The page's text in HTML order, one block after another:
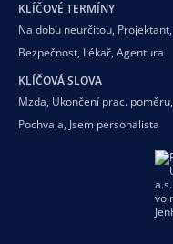
KLÍČOVÉ TERMÍNY
Na dobu neurčitou, Projektant,
Bezpečnost, Lékař, Agentura
KLÍČOVÁ SLOVA
Mzda, Ukončení prac. poměru,
Pochvala, Jsem personalista